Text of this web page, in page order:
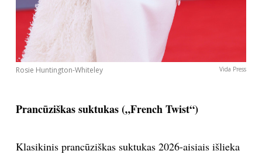
Rosie Huntington-Whiteley Vida Press
Prancūziškas suktukas („French Twist“)
Klasikinis prancūziškas suktukas 2026-aisiais išlieka